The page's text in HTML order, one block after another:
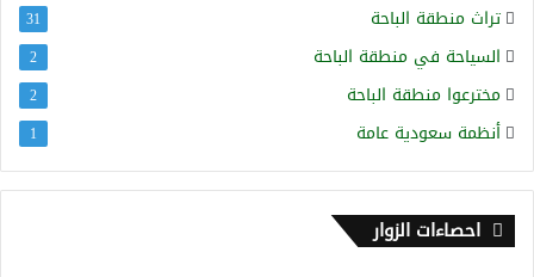
تراث منطقة الباحة 31
السياحة في منطقة الباحة 2
مخترعوا منطقة الباحة 2
أنظمة سعودية عامة 1
احصاءات الزوار